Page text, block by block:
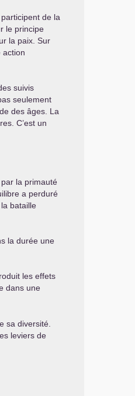
de la
le principe
la paix. Sur
action
suivis
seulement
des âges. La
C’est un
la primauté
a perduré
bataille
la durée une
les effets
dans une
sa diversité.
leviers de